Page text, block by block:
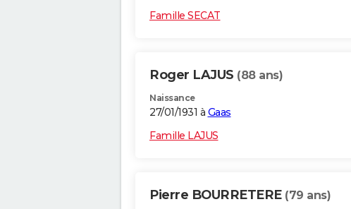
Famille SECAT
Roger LAJUS (88 ans)
Naissance
27/01/1931 à Gaas
Famille LAJUS
Pierre BOURRETERE (79 ans)